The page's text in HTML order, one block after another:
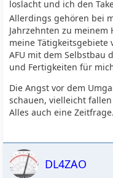
loslacht und ich den
Allerdings gehören bei
Jahrzehnten zu meinem
meine
AFU mit dem Selbstbau
und Fertigkeiten für
Die Angst vor dem
schauen, vielleicht
Alles auch eine Zeitfrage.
DL4ZAO